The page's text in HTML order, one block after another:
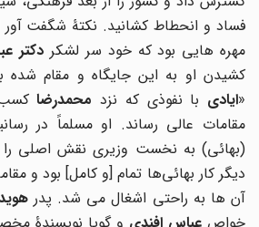
فساد و انحطاط کشانید. نکتۀ شگفت آور
مهره هایی بود که خود سر لشکردکتر
کشیدن او به این جایگاه و مقام شده
ایادیبا نفوذی که نزدمحمدرضاکسب
مقامات عالی رساند. او مسلماً در
(بهائی) به نخست وزیری نقش اصلی را
دیگر کار بهائی‌ها تمام [و کامل] بود و
آن ها به راحتی اشغال می شد. پدرهویدا